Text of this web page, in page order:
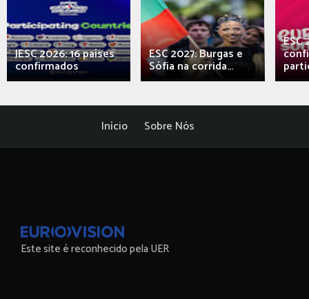
JESC 2026: 16 países
confirmados
ESC 2027: Burgas e
Sófia na corrida...
ESC
Início Sobre Nós
Este site é reconhecido pela UER